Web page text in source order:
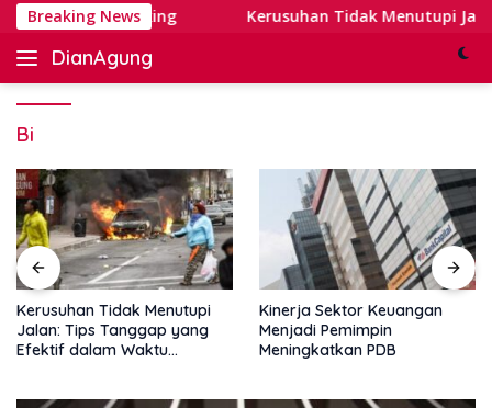
Skip
content
Breaking News
Digital Banking Kerusuhan Tidak Menutupi Jalan:
DianAgung
Blog
Insights
Bi
Kerusuhan Tidak Menutupi
Jalan: Tips Tanggap yang
Efektif dalam Waktu
Kinerja Sektor Keuangan
Menjadi Pemimpin
Meningkatkan PDB